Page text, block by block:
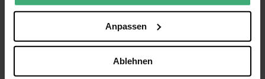
Anpassen
Ablehnen
100%
1a Ware
Bewertung vonRalf Sommeram14.02.26
Verifizierter Käufer
wie bereits erwähnt, Top Ware. Lediglich in der Beschreibung sollte
beim Leistungsvermerk der RMS-Wert angegeben werden.